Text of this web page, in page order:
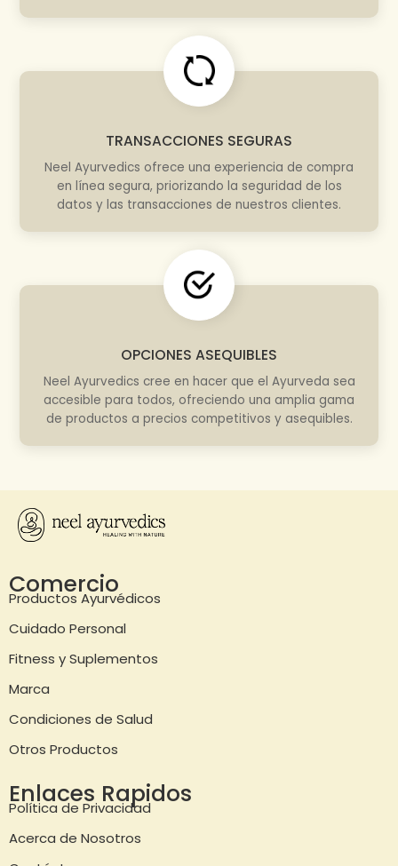
TRANSACCIONES SEGURAS
Neel Ayurvedics ofrece una experiencia de compra
en línea segura, priorizando la seguridad de los
datos y las transacciones de nuestros clientes.
OPCIONES ASEQUIBLES
Neel Ayurvedics cree en hacer que el Ayurveda sea
accesible para todos, ofreciendo una amplia gama
de productos a precios competitivos y asequibles.
Comercio
Productos Ayurvédicos
Cuidado Personal
Fitness y Suplementos
Marca
Condiciones de Salud
Otros Productos
Enlaces Rapidos
Política de Privacidad
Acerca de Nosotros